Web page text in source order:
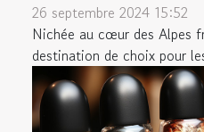
26 septembre 2024 15:52
Nichée au cœur des Alpes
destination de choix pour